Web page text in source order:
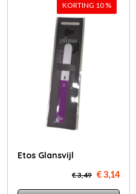
KORTING 10 %
Etos Glans­vijl
€ 3,49 € 3,14